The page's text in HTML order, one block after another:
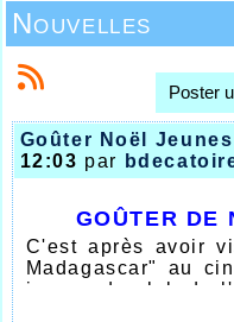
Nouvelles
Poster
Goûter Noël
12:03 par
GOÛTER DE
C'est après avoir
Madagascar" au
jeunes du club de
samedi 27